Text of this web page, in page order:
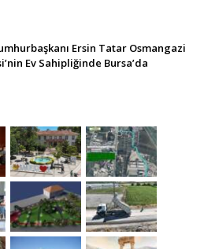
Ersin Tatar Osmangazi
Ev Sahipliğinde Bursa’da